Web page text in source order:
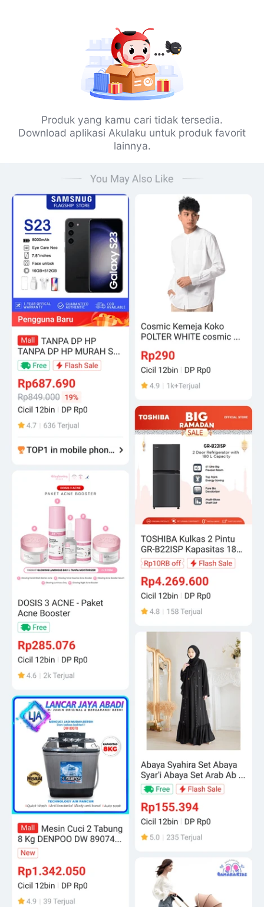
Produk yang kamu cari tidak tersedia.
Download aplikasi Akulaku untuk produk favorit
lainnya.